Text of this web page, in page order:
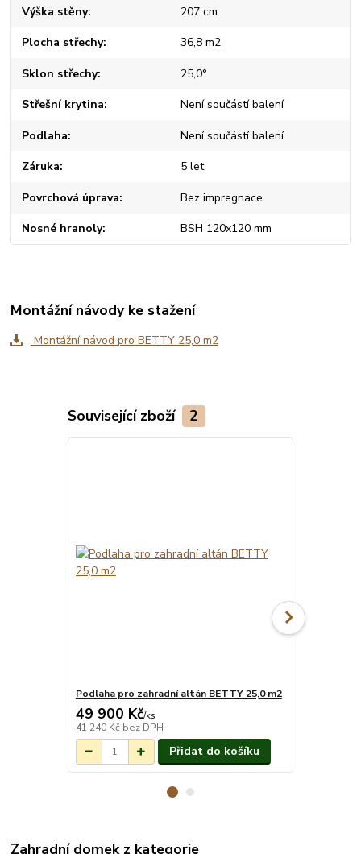
Výška stěny 207 cm
Plocha střechy 36,8 m2
Sklon střechy 25,0°
Střešní krytina Není součástí balení
Podlaha Není součástí balení
Záruka 5 let
Povrchová úprava Bez impregnace
Nosné hranoly BSH 120x120 mm
Montážní návody ke stažení
Montážní návod pro BETTY 25,0 m2
Související zboží 2
Podlaha pro zahradní altán BETTY 25,0 m2
49 900 Kč/ks
41 240 Kč bez DPH
Přidat do košíku
Zahradní domek z kategorie